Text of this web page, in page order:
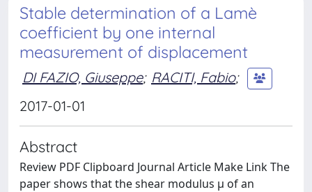
Stable determination of a Lamè
coefficient by one internal
measurement of displacement
DI FAZIO, Giuseppe; RACITI, Fabio;
2017-01-01
Abstract
Review PDF Clipboard Journal Article Make Link The
paper shows that the shear modulus μ of an